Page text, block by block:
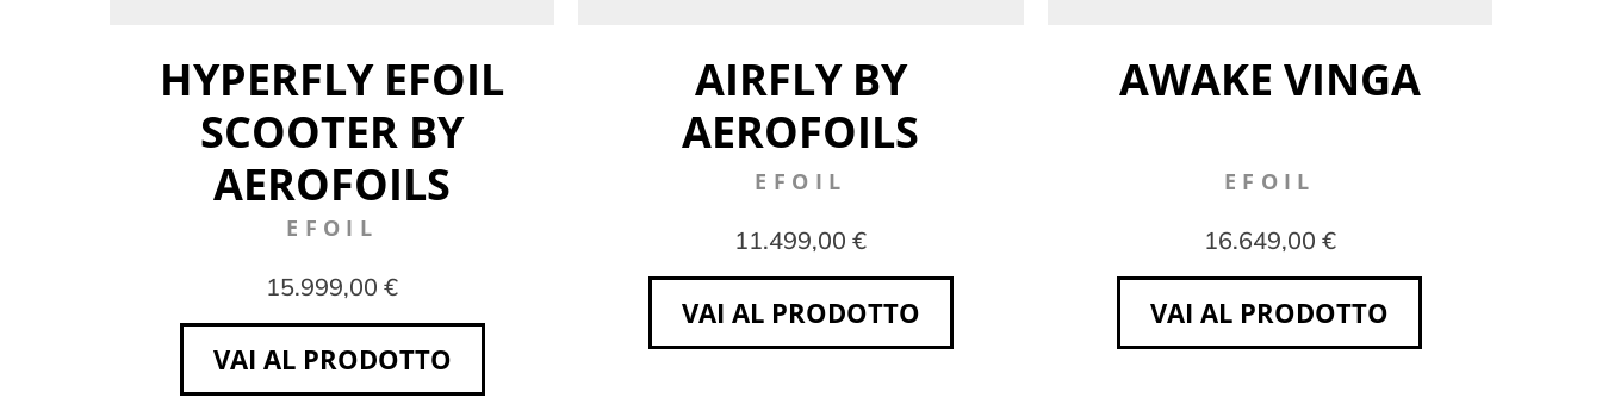
HYPERFLY EFOIL
SCOOTER BY
AEROFOILS
EFOIL
15.999,00 €
VAI AL PRODOTTO
AIRFLY BY
AEROFOILS
EFOIL
11.499,00 €
VAI AL PRODOTTO
AWAKE VINGA
EFOIL
16.649,00 €
VAI AL PRODOTTO